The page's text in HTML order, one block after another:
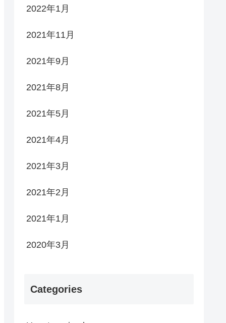
2022年1月
2021年11月
2021年9月
2021年8月
2021年5月
2021年4月
2021年3月
2021年2月
2021年1月
2020年3月
Categories